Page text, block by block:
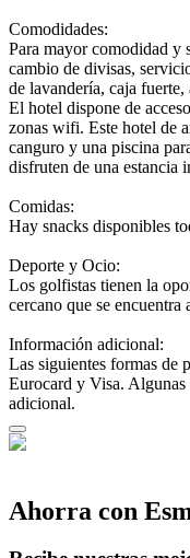
Comodidades:
Para mayor comodidad y
cambio de divisas,
de lavandería, caja
El hotel dispone de
zonas wifi. Este hotel de
canguro y una piscina
disfruten de una estancia
Comidas:
Hay snacks disponibles
Deporte y Ocio:
Los golfistas tienen la
cercano que se encuentra
Información adicional:
Las siguientes formas de
Eurocard y Visa.
adicional.
Ahorra con